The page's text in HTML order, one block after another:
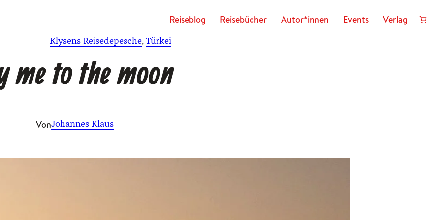
Rei­se­blog Reisebücher Autor*innen Events Verlag
Klysens Reisedepesche, Türkei
me to the moon
VonJohannes Klaus